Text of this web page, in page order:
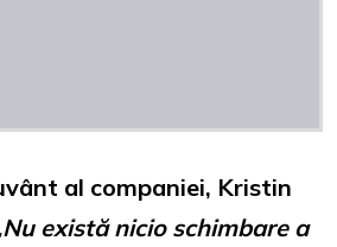
al companiei, Kristin
există nicio schimbare a